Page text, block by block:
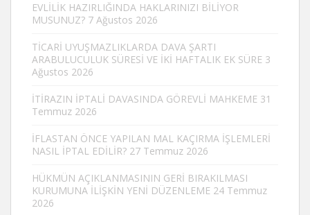
EVLİLİK HAZIRLIĞINDA HAKLARINIZI BİLİYOR
MUSUNUZ? 7 Ağustos 2026
TİCARİ UYUŞMAZLIKLARDA DAVA ŞARTI
ARABULUCULUK SÜRESİ VE İKİ HAFTALIK EK SÜRE 3
Ağustos 2026
İTİRAZIN İPTALİ DAVASINDA GÖREVLİ MAHKEME 31
Temmuz 2026
İFLASTAN ÖNCE YAPILAN MAL KAÇIRMA İŞLEMLERİ
NASIL İPTAL EDİLİR? 27 Temmuz 2026
HÜKMÜN AÇIKLANMASININ GERİ BIRAKILMASI
KURUMUNA İLİŞKİN YENİ DÜZENLEME 24 Temmuz
2026